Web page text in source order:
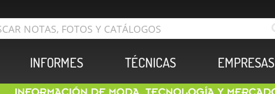
INFORMES TÉCNICAS EMPRESAS